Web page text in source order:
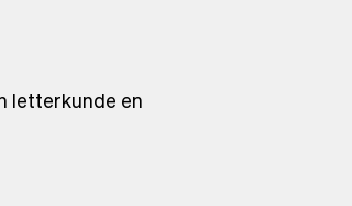
letterkunde en